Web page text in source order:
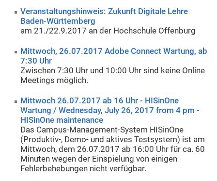
Veranstaltungshinweis: Zukunft Digitale Lehre
Baden-Württemberg
am 21./22.9.2017 an der Hochschule Offenburg
Mittwoch, 26.07.2017 Adobe Connect Wartung, ab
7:30 Uhr
Zwischen 7:30 Uhr und 10:00 Uhr sind keine Online
Meetings möglich.
Mittwoch 26.07.2017 ab 16 Uhr - HISinOne
Wartung / Wednesday, July 26, 2017 from 4 pm -
HISinOne maintenance
Das Campus-Management-System HISinOne
(Produktiv-, Demo- und aktives Testsystem) ist am
Mittwoch, dem 26.07.2017 ab 16:00 Uhr für ca. 60
Minuten wegen der Einspielung von einigen
Fehlerbehebungen nicht verfügbar.